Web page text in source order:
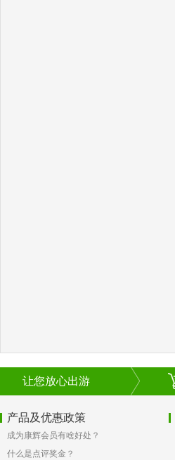
让您放心出游
产品及优惠政策
成为康辉会员有啥好处？
什么是点评奖金？